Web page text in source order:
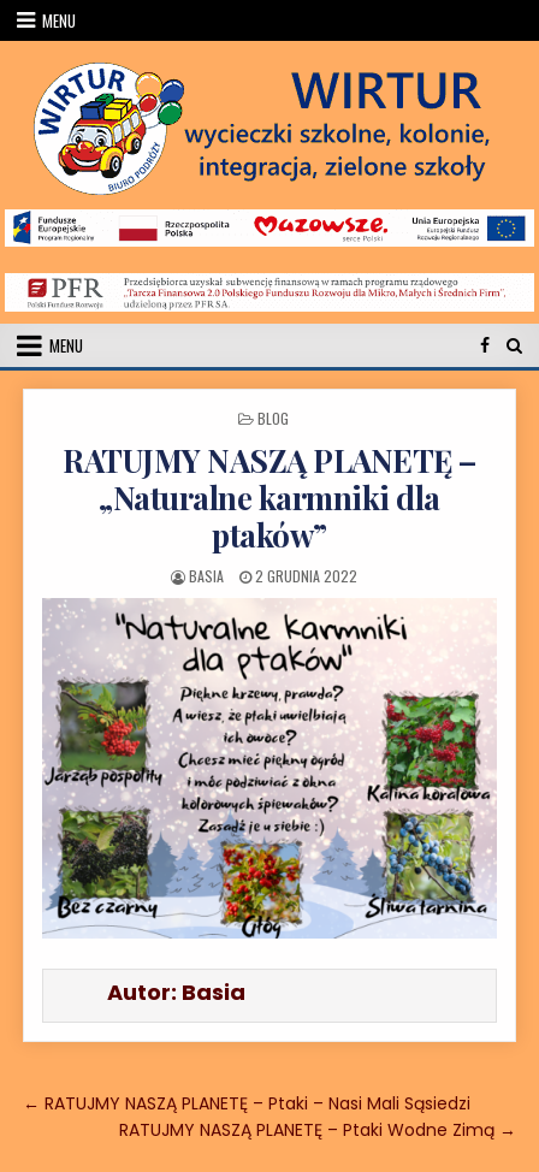
Przejdź do treści
MENU
MENU
POSTED IN
BLOG
RATUJMY NASZĄ PLANETĘ –
„Naturalne karmniki dla
ptaków”
AUTOR:
BASIA DATA PUBLIKACJI:
2 GRUDNIA 2022
Autor: Basia
Nawigacja wpisu
← RATUJMY NASZĄ PLANETĘ – Ptaki – Nasi Mali Sąsiedzi
RATUJMY NASZĄ PLANETĘ – Ptaki Wodne Zimą →